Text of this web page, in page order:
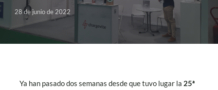
28 de junio de 2022
Ya han pasado dos semanas desde que tuvo lugar la 25ª